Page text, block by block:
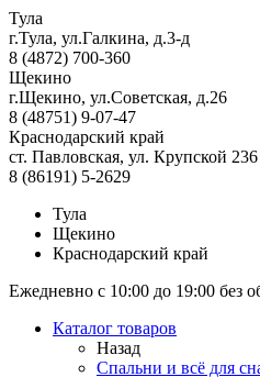
Тула
г.Тула, ул.Галкина, д.3-д
8 (4872) 700-360
Щекино
г.Щекино, ул.Советская, д.26
8 (48751) 9-07-47
Краснодарский край
ст. Павловская, ул. Крупской
8 (86191) 5-2629
Тула
Щекино
Краснодарский край
Ежедневно с 10:00 до 19:00 без
Каталог товаров
Назад
Спальни и всё для